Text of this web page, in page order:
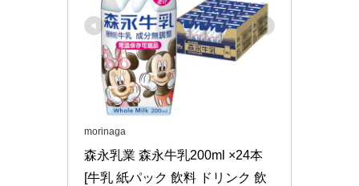
morinaga
森永乳業 森永牛乳200ml ×24本
[牛乳 紙パック 飲料 ドリンク 飲